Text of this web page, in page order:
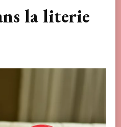
la literie